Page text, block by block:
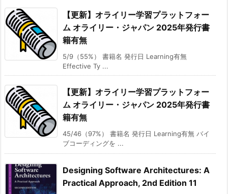
【更新】オライリー学習プラットフォー
ム オライリー・ジャパン 2025年発行書
籍有無
5/9（55%） 書籍名 発行日 Learning有無
Effective Ty ...
【更新】オライリー学習プラットフォー
ム オライリー・ジャパン 2025年発行書
籍有無
45/46（97%） 書籍名 発行日 Learning有無 バイ
ブコーディングを ...
Designing Software Architectures: A
Practical Approach, 2nd Edition 11